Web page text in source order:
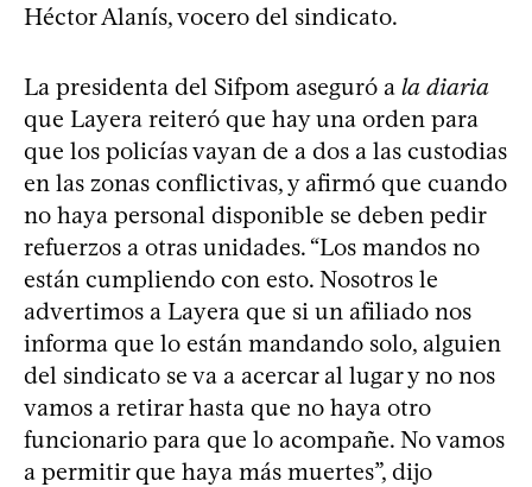
Héctor Alanís, vocero del sindicato.
La presidenta del Sifpom aseguró a la diaria
que Layera reiteró que hay una orden para
que los policías vayan de a dos a las custodias
en las zonas conflictivas, y afirmó que cuando
no haya personal disponible se deben pedir
refuerzos a otras unidades. “Los mandos no
están cumpliendo con esto. Nosotros le
advertimos a Layera que si un afiliado nos
informa que lo están mandando solo, alguien
del sindicato se va a acercar al lugar y no nos
vamos a retirar hasta que no haya otro
funcionario para que lo acompañe. No vamos
a permitir que haya más muertes”, dijo